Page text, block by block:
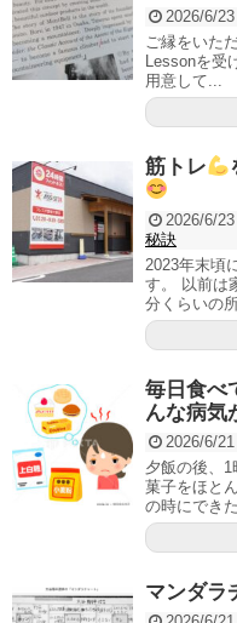
2026/6/23
ご縁をいた
Lessonを
用意して...
筋トレ
2026/6/23
秘訣
2023年末頃
す。 以前は
分くらいの所
毎日食べ
んな病気
2026/6/21
夕飯の後、1
菓子をほと
の時にでき
マンダラ